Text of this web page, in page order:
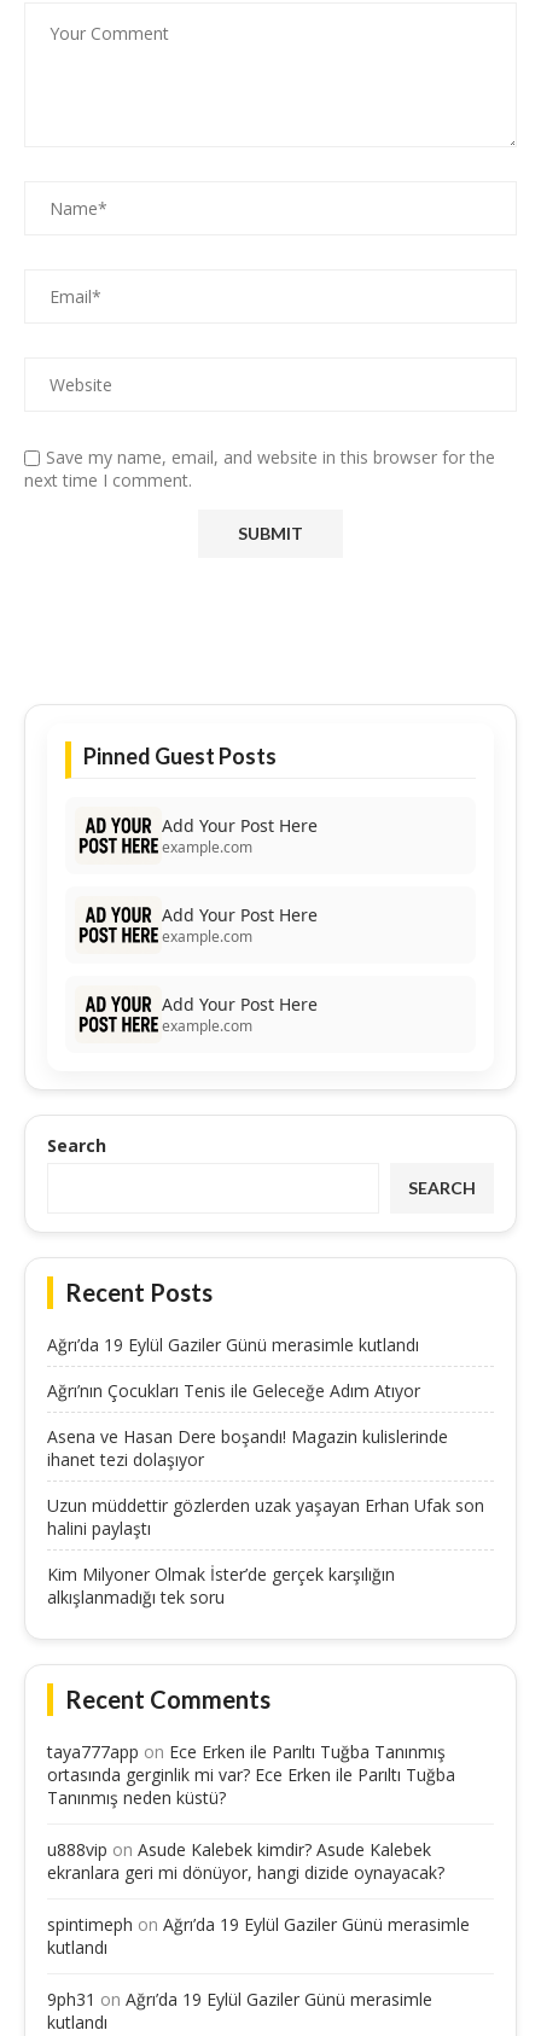
Save my name, email, and website in this browser for the
next time I comment.
Pinned Guest Posts
Add Your Post Here
example.com
Add Your Post Here
example.com
Add Your Post Here
example.com
Search
SEARCH
Recent Posts
Ağrı’da 19 Eylül Gaziler Günü merasimle kutlandı
Ağrı’nın Çocukları Tenis ile Geleceğe Adım Atıyor
Asena ve Hasan Dere boşandı! Magazin kulislerinde
ihanet tezi dolaşıyor
Uzun müddettir gözlerden uzak yaşayan Erhan Ufak son
halini paylaştı
Kim Milyoner Olmak İster’de gerçek karşılığın
alkışlanmadığı tek soru
Recent Comments
taya777app on Ece Erken ile Parıltı Tuğba Tanınmış
ortasında gerginlik mi var? Ece Erken ile Parıltı Tuğba
Tanınmış neden küstü?
u888vip on Asude Kalebek kimdir? Asude Kalebek
ekranlara geri mi dönüyor, hangi dizide oynayacak?
spintimeph on Ağrı’da 19 Eylül Gaziler Günü merasimle
kutlandı
9ph31 on Ağrı’da 19 Eylül Gaziler Günü merasimle
kutlandı